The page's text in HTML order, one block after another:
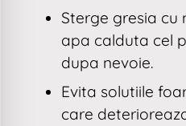
Sterge gresia cu
apa calduta cel
dupa nevoie.
Evita solutiile
care